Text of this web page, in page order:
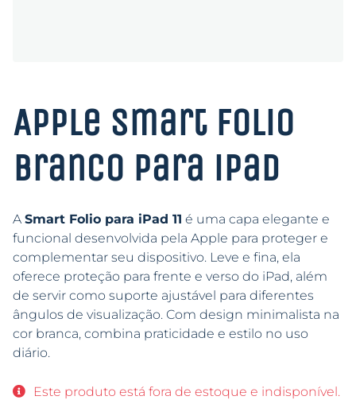
Apple Smart Folio
Branco para iPad
A Smart Folio para iPad 11 é uma capa elegante e
funcional desenvolvida pela Apple para proteger e
complementar seu dispositivo. Leve e fina, ela
oferece proteção para frente e verso do iPad, além
de servir como suporte ajustável para diferentes
ângulos de visualização. Com design minimalista na
cor branca, combina praticidade e estilo no uso
diário.
Este produto está fora de estoque e indisponível.